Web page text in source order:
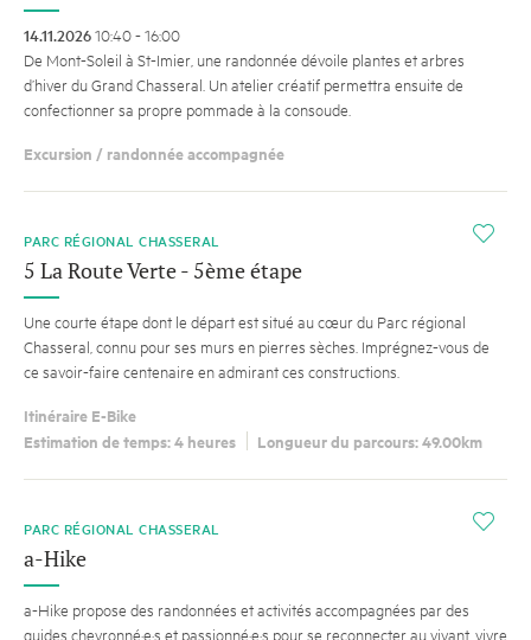
14.11.202610:40 - 16:00
De Mont-Soleil à St-Imier, une randonnée dévoile plantes et arbres
d’hiver du Grand Chasseral. Un atelier créatif permettra ensuite de
confectionner sa propre pommade à la consoude.
Excursion / randonnée accompagnée
i
PARC RÉGIONAL CHASSERAL
5 La Route Verte - 5ème étape
Une courte étape dont le départ est situé au cœur du Parc régional
Chasseral, connu pour ses murs en pierres sèches. Imprégnez-vous de
ce savoir-faire centenaire en admirant ces constructions.
Itinéraire E-Bike
Estimation de temps: 4 heures
Longueur du parcours: 49.00km
i
PARC RÉGIONAL CHASSERAL
a-Hike
a-Hike propose des randonnées et activités accompagnées par des
guides chevronné·e·s et passionné·e·s pour se reconnecter au vivant, vivre